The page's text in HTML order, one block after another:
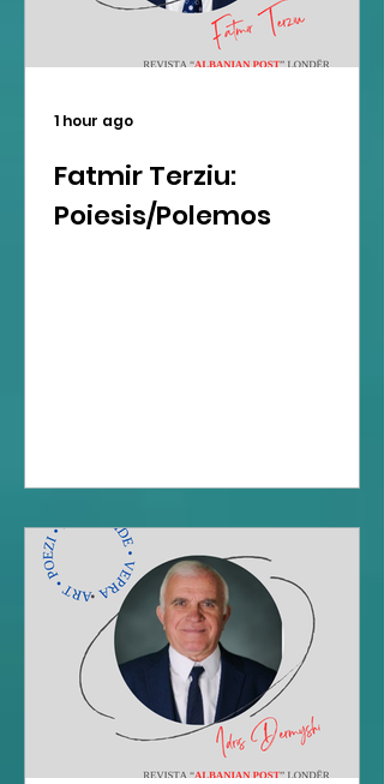
Fatmir Terziu:
Poiesis/Polemos
1 hour ago